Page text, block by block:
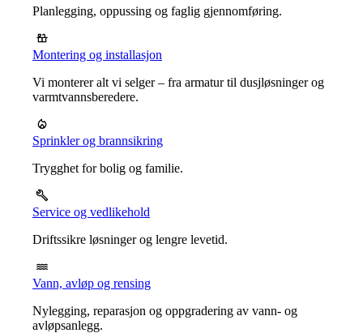
Planlegging, oppussing og faglig gjennomføring.
Montering og installasjon
Vi monterer alt vi selger – fra armatur til dusjløsninger og
varmtvannsberedere.
Sprinkler og brannsikring
Trygghet for bolig og familie.
Service og vedlikehold
Driftssikre løsninger og lengre levetid.
Vann, avløp og rensing
Nylegging, reparasjon og oppgradering av vann- og
avløpsanlegg.